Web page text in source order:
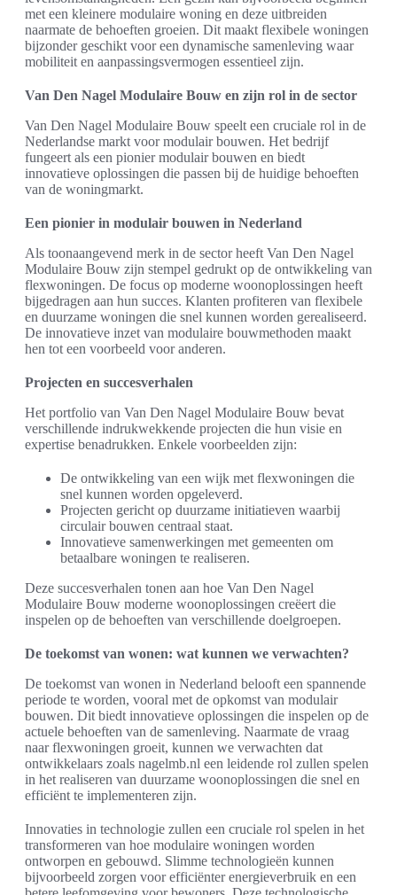
met een kleinere modulaire woning en deze uitbreiden
naarmate de behoeften groeien. Dit maakt flexibele woningen
bijzonder geschikt voor een dynamische samenleving waar
mobiliteit en aanpassingsvermogen essentieel zijn.
Van Den Nagel Modulaire Bouw en zijn rol in de sector
Van Den Nagel Modulaire Bouw speelt een cruciale rol in de
Nederlandse markt voor modulair bouwen. Het bedrijf
fungeert als een pionier modulair bouwen en biedt
innovatieve oplossingen die passen bij de huidige behoeften
van de woningmarkt.
Een pionier in modulair bouwen in Nederland
Als toonaangevend merk in de sector heeft Van Den Nagel
Modulaire Bouw zijn stempel gedrukt op de ontwikkeling van
flexwoningen. De focus op moderne woonoplossingen heeft
bijgedragen aan hun succes. Klanten profiteren van flexibele
en duurzame woningen die snel kunnen worden gerealiseerd.
De innovatieve inzet van modulaire bouwmethoden maakt
hen tot een voorbeeld voor anderen.
Projecten en succesverhalen
Het portfolio van Van Den Nagel Modulaire Bouw bevat
verschillende indrukwekkende projecten die hun visie en
expertise benadrukken. Enkele voorbeelden zijn:
De ontwikkeling van een wijk met flexwoningen die
snel kunnen worden opgeleverd.
Projecten gericht op duurzame initiatieven waarbij
circulair bouwen centraal staat.
Innovatieve samenwerkingen met gemeenten om
betaalbare woningen te realiseren.
Deze succesverhalen tonen aan hoe Van Den Nagel
Modulaire Bouw moderne woonoplossingen creëert die
inspelen op de behoeften van verschillende doelgroepen.
De toekomst van wonen: wat kunnen we verwachten?
De toekomst van wonen in Nederland belooft een spannende
periode te worden, vooral met de opkomst van modulair
bouwen. Dit biedt innovatieve oplossingen die inspelen op de
actuele behoeften van de samenleving. Naarmate de vraag
naar flexwoningen groeit, kunnen we verwachten dat
ontwikkelaars zoals nagelmb.nl een leidende rol zullen spelen
in het realiseren van duurzame woonoplossingen die snel en
efficiënt te implementeren zijn.
Innovaties in technologie zullen een cruciale rol spelen in het
transformeren van hoe modulaire woningen worden
ontworpen en gebouwd. Slimme technologieën kunnen
bijvoorbeeld zorgen voor efficiënter energieverbruik en een